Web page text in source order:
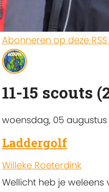
Abonneren op deze
11-15 scouts
woensdag, 05 augustus
Laddergolf
Willeke Roeterdink
Wellicht heb je